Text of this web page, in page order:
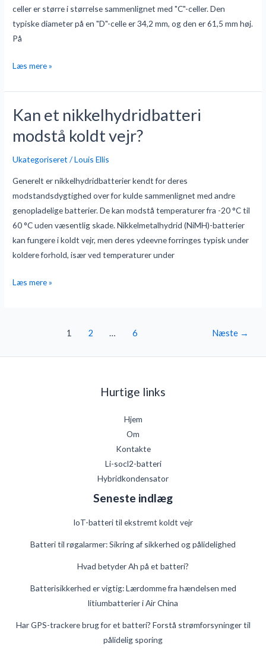
celler er større i størrelse sammenlignet med "C"-celler. Den
typiske diameter på en "D"-celle er 34,2 mm, og den er 61,5 mm høj.
På
Læs mere »
Kan et nikkelhydridbatteri
modstå koldt vejr?
Ukategoriseret /Louis Ellis
Generelt er nikkelhydridbatterier kendt for deres
modstandsdygtighed over for kulde sammenlignet med andre
genopladelige batterier. De kan modstå temperaturer fra -20 °C til
60 °C uden væsentlig skade. Nikkelmetalhydrid (NiMH)-batterier
kan fungere i koldt vejr, men deres ydeevne forringes typisk under
koldere forhold, især ved temperaturer under
Kan
nikkelhydridbatteri
modstå
vejr?
Læs mere »
1 2 … 6 Næste →
Hurtige links
Hjem
Om
Kontakte
Li-socl2-batteri
Hybridkondensator
Seneste indlæg
IoT-batteri til ekstremt koldt vejr
Batteri til røgalarmer: Sikring af sikkerhed og pålidelighed
Hvad betyder Ah på et batteri?
Batterisikkerhed er vigtig: Lærdomme fra hændelsen med
litiumbatterier i Air China
Har GPS-trackere brug for et batteri? Forstå strømforsyninger til
pålidelig sporing
French
German